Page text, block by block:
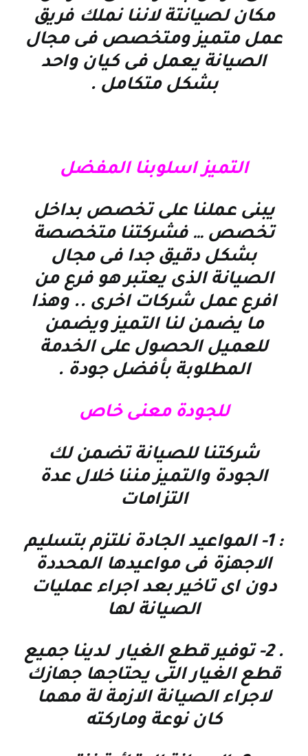
مكان لصيانتة لاننا نملك فريق
عمل متميز ومتخصص فى مجال
الصيانة يعمل فى كيان واحد
بشكل متكامل .
التميز اسلوبنا المفضل
يبنى عملنا على تخصص بداخل
تخصص … فشركتنا متخصصة
بشكل دقيق جدا فى مجال
الصيانة الذى يعتبر هو فرع من
افرع عمل شركات اخرى .. وهذا
ما يضمن لنا التميز ويضمن
للعميل الحصول على الخدمة
المطلوبة بأفضل جودة .
للجودة معنى خاص
شركتنا للصيانة تضمن لك
الجودة والتميز مننا خلال عدة
التزامات
: 1-
المواعيد الجادة نلتزم بتسليم
الاجهزة فى مواعيدها المحددة
دون اى تاخير بعد اجراء عمليات
الصيانة لها
. 2-
توفير قطع الغيار لدينا جميع
قطع الغيار التى يحتاجها جهازك
لاجراء الصيانة الازمة لة مهما
كان نوعة وماركته